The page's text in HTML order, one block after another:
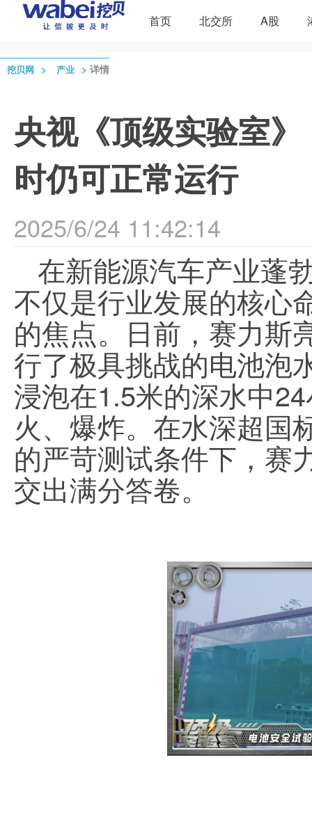
首页 北交所 A股
挖贝网 > 产业 > 详情
央视《顶级实验室
时仍可正常运行
2025/6/24 11:42:14
在新能源汽车产业蓬
不仅是行业发展的核心
的焦点。日前，赛力斯
行了极具挑战的电池泡
浸泡在1.5米的深水中
火、爆炸。在水深超国
的严苛测试条件下，赛
交出满分答卷。